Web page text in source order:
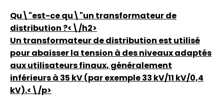
Qu\"est-ce qu\"un transformateur de
distribution ?<\/h2>
Un transformateur de distribution est utilisé
pour abaisser la tension à des niveaux adaptés
aux utilisateurs finaux, généralement
inférieurs à 35 kV (par exemple 33 kV/11 kV/0,4
kV).<\/p>